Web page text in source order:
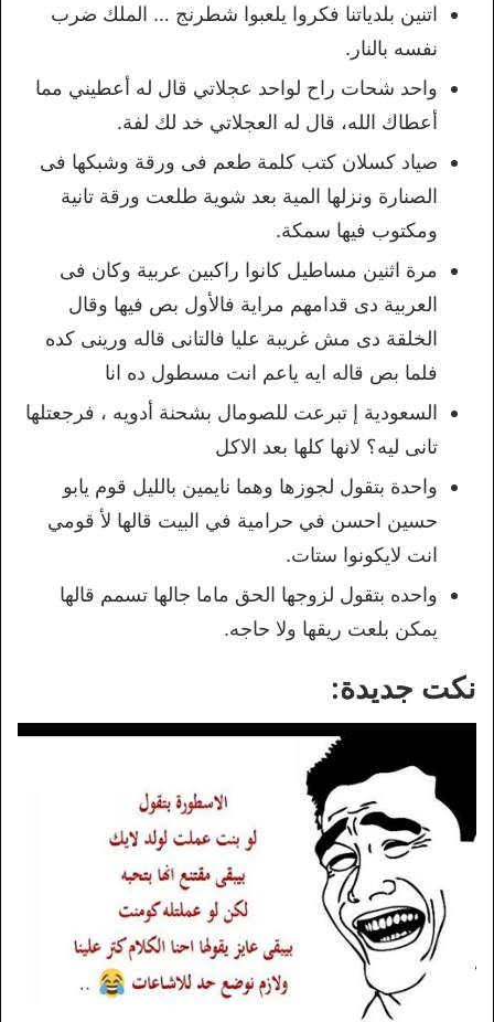
اتنين بلدياتنا فكروا يلعبوا شطرنج … الملك ضرب
نفسه بالنار.
واحد شحات راح لواحد عجلاتي قال له أعطيني مما
أعطاك الله، قال له العجلاتي خد لك لفة.
صياد كسلان كتب كلمة طعم فى ورقة وشبكها فى
الصنارة ونزلها المية بعد شوية طلعت ورقة تانية
ومكتوب فيها سمكة.
مرة اثنين مساطيل كانوا راكبين عربية وكان فى
العربية دى قدامهم مراية فالأول بص فيها وقال
الخلقة دى مش غريبة عليا فالتانى قاله ورينى كده
فلما بص قاله ايه ياعم انت مسطول ده انا
السعودية إ تبرعت للصومال بشحنة أدويه ، فرجعتلها
تانى ليه؟ لانها كلها بعد الاكل
واحدة بتقول لجوزها وهما نايمين بالليل قوم يابو
حسين احسن في حرامية في البيت قالها لأ قومي
انت لايكونوا ستات.
واحده بتقول لزوجها الحق ماما جالها تسمم قالها
يمكن بلعت ريقها ولا حاجه.
نكت جديدة: